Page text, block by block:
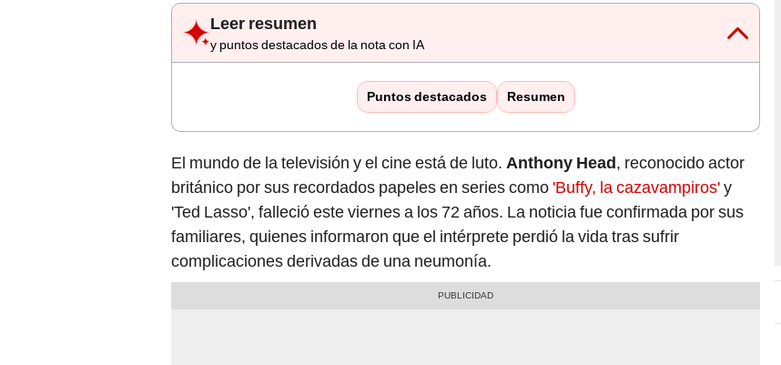
Leer resumen
y puntos destacados de la nota con IA
Puntos destacados Resumen
El mundo de la televisión y el cine está de luto. Anthony Head, reconocido actor
británico por sus recordados papeles en series como 'Buffy, la cazavampiros'y
'Ted Lasso', falleció este viernes a los 72 años. La noticia fue confirmada por sus
familiares, quienes informaron que el intérprete perdió la vida tras sufrir
complicaciones derivadas de una neumonía.